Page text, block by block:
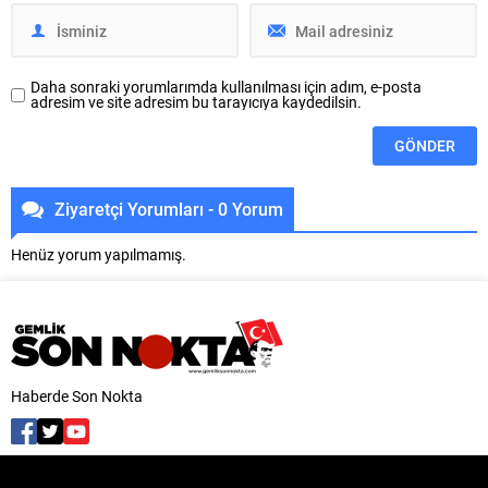
Daha sonraki yorumlarımda kullanılması için adım, e-posta
adresim ve site adresim bu tarayıcıya kaydedilsin.
Ziyaretçi Yorumları - 0 Yorum
Henüz yorum yapılmamış.
Haberde Son Nokta